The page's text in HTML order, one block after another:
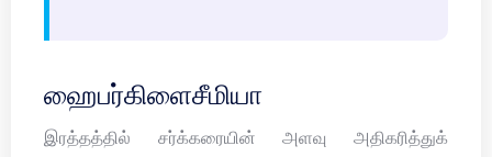
ஹைபர்கிளைசீமியா
இரத்தத்தில் சர்க்கரையின் அளவு அதிகரித்துக்